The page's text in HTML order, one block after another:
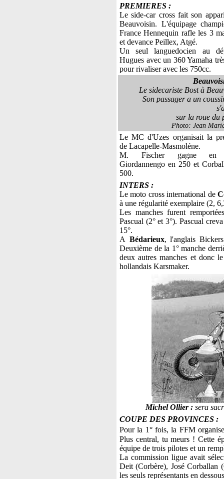
PREMIERES :
Le side-car cross fait son
Beauvoisin. L'équipage
France Hennequin rafle les 3
et devance Peillex, Atgé.
Un seul languedocien au
Hugues avec un 360 Yamaha
pour rivaliser avec les 750cc.
Le sidecariste Bost à
Son passager a un
sur la roue du
Photo: Jean
Le MC d'Uzes organisait la
de Lacapelle-Masmoléne.
M. Fischer gagne en
Giordannengo en 250 et
500.
INTERS :
Le moto cross international de
à une régularité exemplaire (2,
Les manches furent
Pascual (2° et 3°). Pascual
15°.
A Bédarieux, l'anglais
Deuxième de la 1° manche
deux autres manches et donc
hollandais Karsmaker.
MichelOllier : sera
COUPE DES PROVINCES :
Pour la 1° fois, la FFM
Plus central, tu meurs ! Cette
équipe de trois pilotes et un
La commission ligue avait
Deit (Corbère), José Corballan
les seuls représentants en